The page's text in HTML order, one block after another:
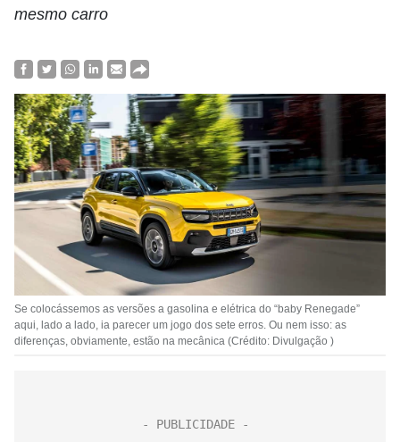
mesmo carro
Se colocássemos as versões a gasolina e elétrica do “baby Renegade”
aqui, lado a lado, ia parecer um jogo dos sete erros. Ou nem isso: as
diferenças, obviamente, estão na mecânica (Crédito: Divulgação )